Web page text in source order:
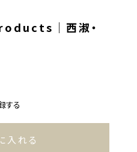
｜西淑・
する
入れる